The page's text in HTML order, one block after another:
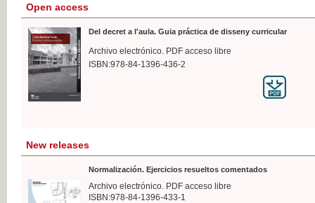
Open access
Del decret a l'aula. Guia práctica de disseny curricular
Archivo electrónico. PDF acceso libre
ISBN:978-84-1396-436-2
New releases
Normalización. Ejercicios resueltos comentados
Archivo electrónico. PDF acceso libre
ISBN:978-84-1396-433-1